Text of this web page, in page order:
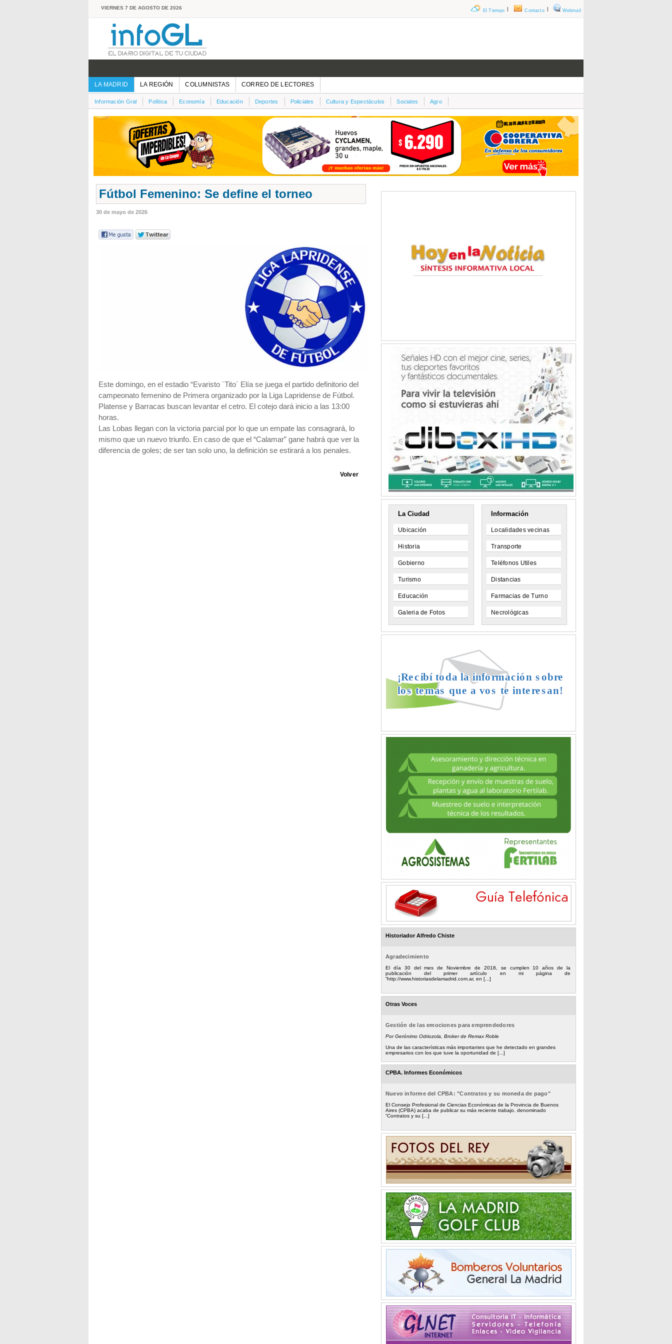
VIERNES 7 DE AGOSTO DE 2026 Webmail
|
Contacto
|
El Tiempo
LA MADRID LA REGIÓN COLUMNISTAS CORREO DE LECTORES
Información Gral Política Economía Educación Deportes Policiales Cultura y Espectáculos Sociales Agro
Fútbol Femenino: Se define el torneo
30 de mayo de 2026
Este domingo, en el estadio “Evaristo ´Tito´ Elía se juega el partido definitorio del
campeonato femenino de Primera organizado por la Liga Lapridense de Fútbol.
Platense y Barracas buscan levantar el cetro. El cotejo dará inicio a las 13:00
horas.
Las Lobas llegan con la victoria parcial por lo que un empate las consagrará, lo
mismo que un nuevo triunfo. En caso de que el “Calamar” gane habrá que ver la
diferencia de goles; de ser tan solo uno, la definición se estirará a los penales.
Volver
La Ciudad
Ubicación
Historia
Gobierno
Turismo
Educación
Galeria de Fotos
Información
Localidades vecinas
Transporte
Teléfonos Utiles
Distancias
Farmacias de Turno
Necrológicas
Historiador Alfredo Chiste
Agradecimiento
El día 30 del mes de Noviembre de 2018, se cumplen 10 años de la
publicación del primer artículo en mi página de
“http://www.historiasdelamadrid.com.ar, en [...]
Otras Voces
Gestión de las emociones para emprendedores
Por Gerónimo Odriozola, Broker de Remax Roble
Una de las características más importantes que he detectado en grandes
empresarios con los que tuve la oportunidad de [...]
CPBA. Informes Económicos
Nuevo informe del CPBA: "Contratos y su moneda de pago"
El Consejo Profesional de Ciencias Económicas de la Provincia de Buenos
Aires (CPBA) acaba de publicar su más reciente trabajo, denominado
“Contratos y su [...]